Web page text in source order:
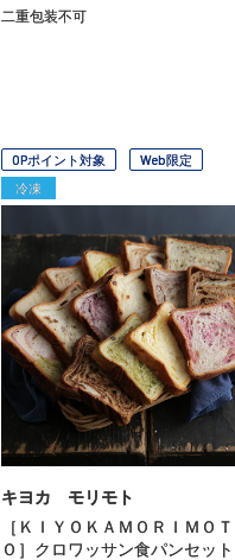
二重包装不可
OPポイント対象
Web限定
冷凍
キヨカ モリモト
［ＫＩＹＯＫＡＭＯＲＩＭＯＴ
Ｏ］クロワッサン食パンセット